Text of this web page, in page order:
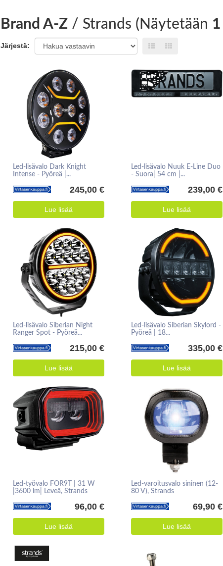
Brand A-Z/ Strands (Näytetään 1
Järjestä:
Led-lisävalo Dark Knight
Intense - Pyöreä |...
245,00 €
Lue lisää
Led-lisävalo Nuuk E-Line Duo
- Suora| 54 cm |...
239,00 €
Lue lisää
Led-lisävalo Siberian Night
Ranger Spot - Pyöreä...
215,00 €
Lue lisää
Led-lisävalo Siberian Skylord -
Pyöreä | 18...
335,00 €
Lue lisää
Led-työvalo FOR9T | 31 W
|3600 lm| Leveä, Strands
96,00 €
Lue lisää
Led-varoitusvalo sininen (12-
80 V), Strands
69,90 €
Lue lisää